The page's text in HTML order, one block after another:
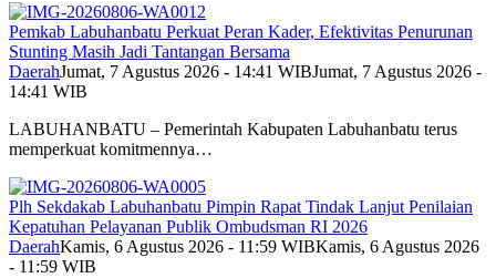
Pemkab Labuhanbatu Perkuat Peran Kader, Efektivitas Penurunan
Stunting Masih Jadi Tantangan Bersama
DaerahJumat, 7 Agustus 2026 - 14:41 WIBJumat, 7 Agustus 2026 -
14:41 WIB
LABUHANBATU – Pemerintah Kabupaten Labuhanbatu terus
memperkuat komitmennya…
Plh Sekdakab Labuhanbatu Pimpin Rapat Tindak Lanjut Penilaian
Kepatuhan Pelayanan Publik Ombudsman RI 2026
DaerahKamis, 6 Agustus 2026 - 11:59 WIBKamis, 6 Agustus 2026
- 11:59 WIB